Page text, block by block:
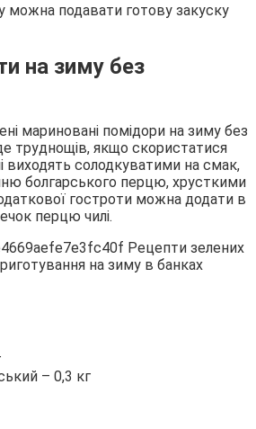
можна подавати готову закуску
на зиму без
мариновані помідори на зиму без
труднощів, якщо скористатися
виходять солодкуватими на смак,
болгарського перцю, хрусткими
гостроти можна додати в
перцю чилі.
– 0,3 кг